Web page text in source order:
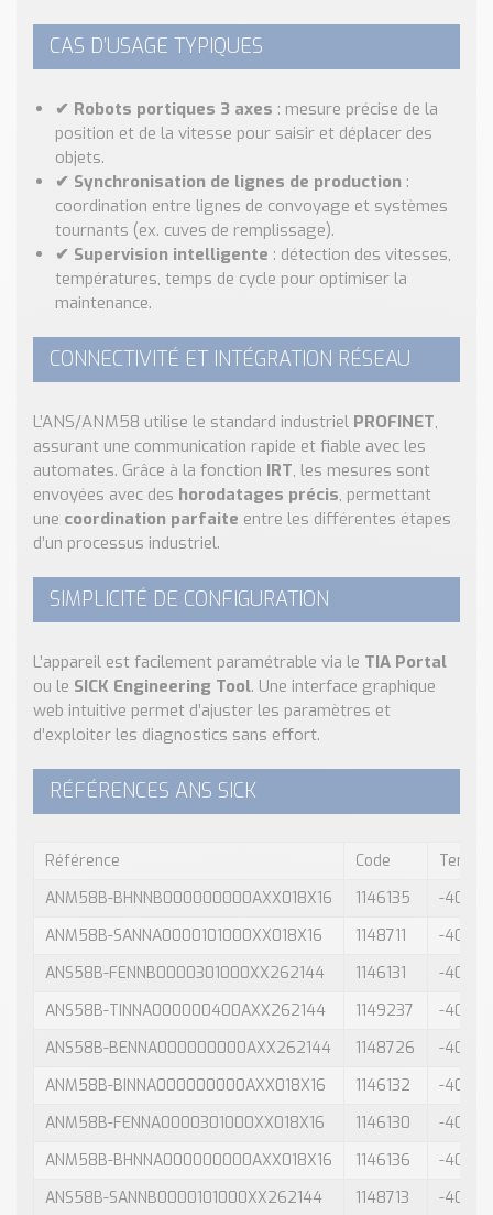
CAS D’USAGE TYPIQUES
✔ Robots portiques 3 axes : mesure précise de la
position et de la vitesse pour saisir et déplacer des
objets.
✔ Synchronisation de lignes de production :
coordination entre lignes de convoyage et systèmes
tournants (ex. cuves de remplissage).
✔ Supervision intelligente : détection des vitesses,
températures, temps de cycle pour optimiser la
maintenance.
CONNECTIVITÉ ET INTÉGRATION RÉSEAU
L’ANS/ANM58 utilise le standard industriel PROFINET,
assurant une communication rapide et fiable avec les
automates. Grâce à la fonction IRT, les mesures sont
envoyées avec des horodatages précis, permettant
une coordination parfaite entre les différentes étapes
d’un processus industriel.
SIMPLICITÉ DE CONFIGURATION
L’appareil est facilement paramétrable via le TIA Portal
ou le SICK Engineering Tool. Une interface graphique
web intuitive permet d’ajuster les paramètres et
d’exploiter les diagnostics sans effort.
RÉFÉRENCES ANS SICK
Référence Code
ANM58B-BHNNB000000000AXX018X16
1146135
-40
ANM58B-SANNA0000101000XX018X16
1148711
-40
ANS58B-FENNB0000301000XX262144
1146131
-40
ANS58B-TINNA000000400AXX262144
1149237
-40
ANS58B-BENNA000000000AXX262144
1148726
-40
ANM58B-BINNA000000000AXX018X16
1146132
-40
ANM58B-FENNA0000301000XX018X16
1146130
-40
ANM58B-BHNNA000000000AXX018X16
1146136
-40
ANS58B-SANNB0000101000XX262144
1148713 -40